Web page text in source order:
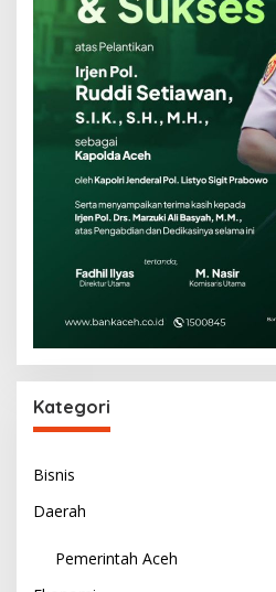
Kategori
Bisnis
Daerah
Pemerintah Aceh